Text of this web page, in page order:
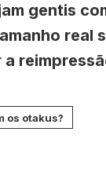
gentis
real
os otakus?